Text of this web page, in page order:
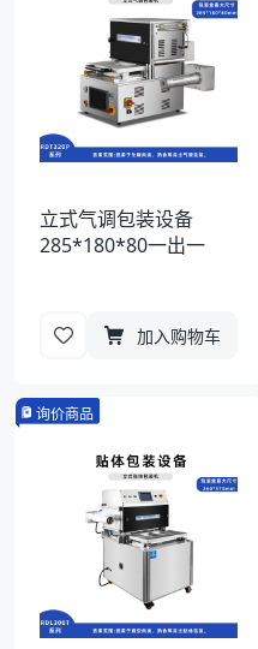
立式气调包装设备
285*180*80一出一
加入购物车
询价商品